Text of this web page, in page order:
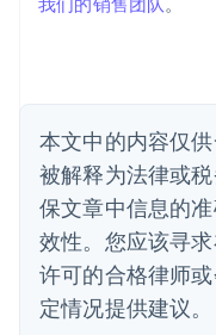
本文中的内容仅
被解释为法律或
保文章中信息的
效性。您应该寻
许可的合格律师
定情况提供建议。
English
丹麦
English
德国
DeutschEnglish
法国
FrançaisEnglish
芬兰